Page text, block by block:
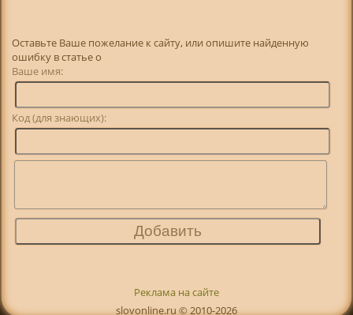
Оставьте Ваше пожелание к сайту, или опишите найденную
ошибку в статье о
Ваше имя:
Код (для знающих):
Реклама на сайте
slovonline.ru © 2010-2026